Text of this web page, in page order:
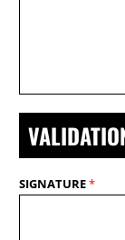
P
SIGNATURE*